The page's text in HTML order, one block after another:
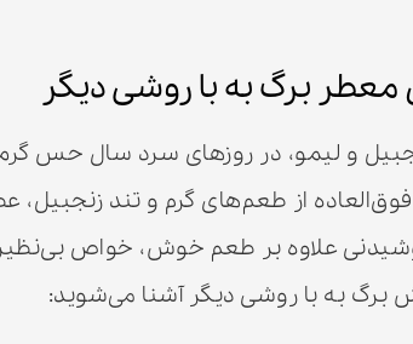
برگ به با روشی دیگر
و لیمو، در روزهای سرد سال حس
از طعم‌های گرم و تند
علاوه بر طعم خوش، خواص
برگ به با روشی دیگر آشنا می‌شوید: